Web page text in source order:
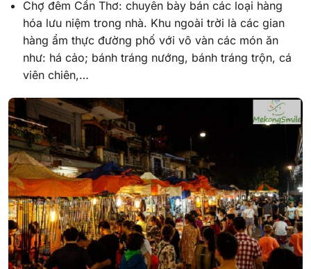
Chợ đêm Cần Thơ: chuyên bày bán các loại hàng
hóa lưu niệm trong nhà. Khu ngoài trời là các gian
hàng ẩm thực đường phố với vô vàn các món ăn
như: há cảo; bánh tráng nướng, bánh tráng trộn, cá
viên chiên,…